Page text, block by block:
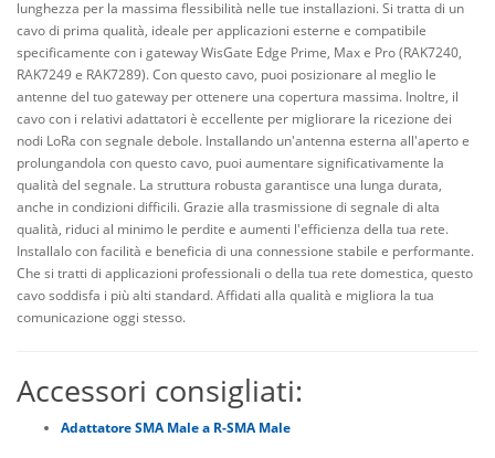
lunghezza per la massima flessibilità nelle tue installazioni. Si tratta di un
cavo di prima qualità, ideale per applicazioni esterne e compatibile
specificamente con i gateway WisGate Edge Prime, Max e Pro (RAK7240,
RAK7249 e RAK7289). Con questo cavo, puoi posizionare al meglio le
antenne del tuo gateway per ottenere una copertura massima. Inoltre, il
cavo con i relativi adattatori è eccellente per migliorare la ricezione dei
nodi LoRa con segnale debole. Installando un'antenna esterna all'aperto e
prolungandola con questo cavo, puoi aumentare significativamente la
qualità del segnale. La struttura robusta garantisce una lunga durata,
anche in condizioni difficili. Grazie alla trasmissione di segnale di alta
qualità, riduci al minimo le perdite e aumenti l'efficienza della tua rete.
Installalo con facilità e beneficia di una connessione stabile e performante.
Che si tratti di applicazioni professionali o della tua rete domestica, questo
cavo soddisfa i più alti standard. Affidati alla qualità e migliora la tua
comunicazione oggi stesso.
Accessori consigliati:
Adattatore SMA Male a R-SMA Male